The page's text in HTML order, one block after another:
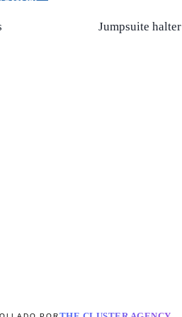
Jumpsuite halter